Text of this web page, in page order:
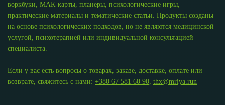
воркбуки, МАК-карты, планеры, психологические игры,
практические материалы и тематические статьи. Продукты созданы
на основе психологических подходов, но не являются медицинской
услугой, психотерапией или индивидуальной консультацией
специалиста.
Если у вас есть вопросы о товарах, заказе, доставке, оплате или
возврате, свяжитесь с нами: +380 67 581 60 90, thx@mriya.run